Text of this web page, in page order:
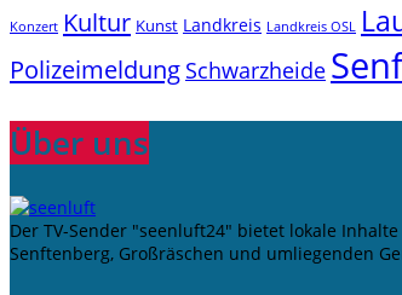
Konzert Kultur Kunst Landkreis Landkreis OSL
Polizeimeldung Schwarzheide
Über uns
Der TV-Sender "seenluft24" bietet lokale
Senftenberg, Großräschen und umliegenden